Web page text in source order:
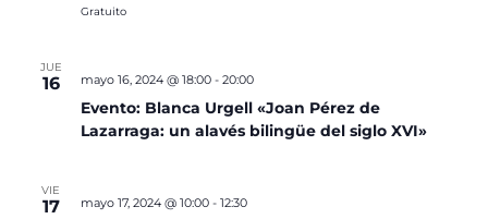
Gratuito
JUE
16
Evento: Blanca Urgell «Joan Pérez de
Lazarraga: un alavés bilingüe del siglo XVI»
mayo 16, 2024 @ 18:00- 20:00
VIE
17 mayo 17, 2024 @ 10:00- 12:30